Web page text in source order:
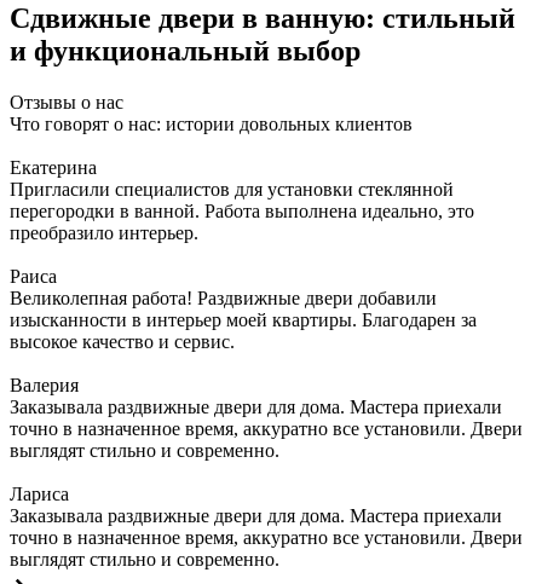
Сдвижные двери в ванную: стильный
и функциональный выбор
Отзывы о нас
Что говорят о нас: истории довольных клиентов
Екатерина
Пригласили специалистов для установки стеклянной
перегородки в ванной. Работа выполнена идеально, это
преобразило интерьер.
Раиса
Великолепная работа! Раздвижные двери добавили
изысканности в интерьер моей квартиры. Благодарен за
высокое качество и сервис.
Валерия
Заказывала раздвижные двери для дома. Мастера приехали
точно в назначенное время, аккуратно все установили. Двери
выглядят стильно и современно.
Лариса
Заказывала раздвижные двери для дома. Мастера приехали
точно в назначенное время, аккуратно все установили. Двери
выглядят стильно и современно.